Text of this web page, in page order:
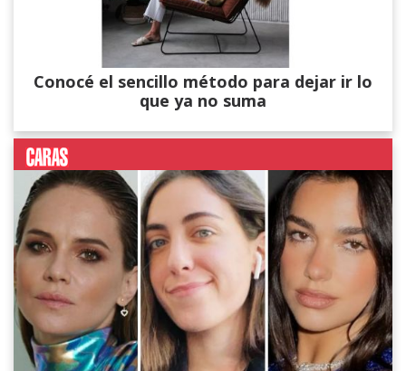
Conocé el sencillo método para dejar ir lo
que ya no suma